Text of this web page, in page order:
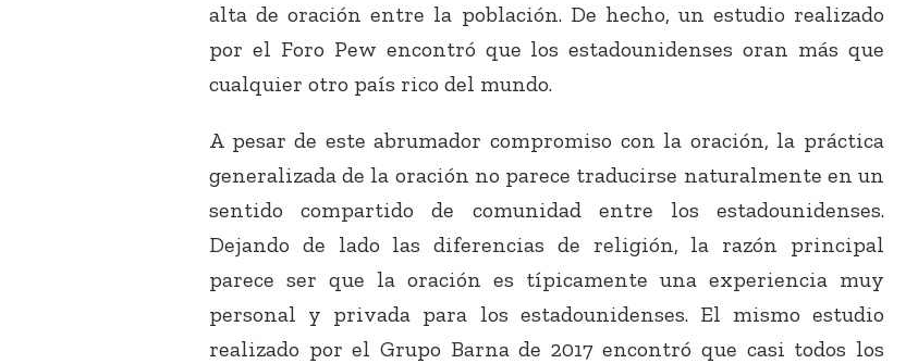
alta de oración entre la población. De hecho, un estudio realizado
por el Foro Pew encontró que los estadounidenses oran más que
cualquier otro país rico del mundo.
A pesar de este abrumador compromiso con la oración, la práctica
generalizada de la oración no parece traducirse naturalmente en un
sentido compartido de comunidad entre los estadounidenses.
Dejando de lado las diferencias de religión, la razón principal
parece ser que la oración es típicamente una experiencia muy
personal y privada para los estadounidenses. El mismo estudio
realizado por el Grupo Barna de 2017 encontró que casi todos los